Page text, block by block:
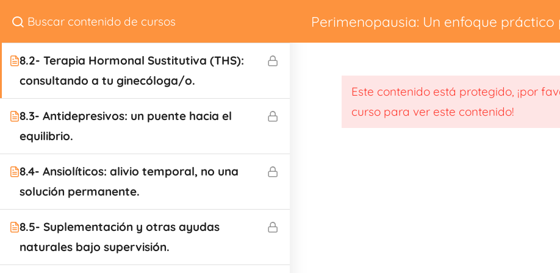
Terapia Contacto Pedir cita La
Perimenopausia: Un enfoque
Perimenopausia: el valor de dejarse ayudar.
8.2- Terapia Hormonal Sustitutiva (THS):
consultando a tu ginecóloga/o.
8.3- Antidepresivos: un puente hacia el
equilibrio.
8.4- Ansiolíticos: alivio temporal, no una
solución permanente.
8.5- Suplementación y otras ayudas
naturales bajo supervisión.
Este contenido está protegido, ¡por
curso para ver este contenido!
info@rebecatorrijos.com